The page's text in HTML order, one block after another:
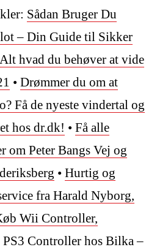
Sådan Bruger Du
– Din Guide til Sikker
Alt hvad du behøver at vide
• Drømmer du om at
Få de nyeste vindertal og
hos dr.dk! • Få alle
om Peter Bangs Vej og
• Hurtig og
fra Harald Nyborg,
Wii Controller,
Controller hos Bilka –